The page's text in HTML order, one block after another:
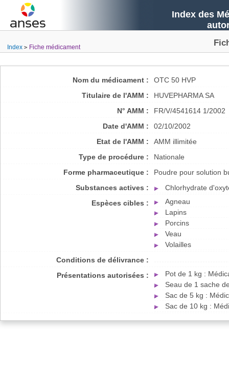
Index des
Index Fiche médicament
Nom du médicament :
OTC 50 HVP
Titulaire de l'AMM :
HUVEPHARMA SA
N° AMM :
FR/V/4541614 1/2002
Date d'AMM :
02/10/2002
Etat de l'AMM :
AMM illimitée
Type de procédure :
Nationale
Forme pharmaceutique :
Poudre pour solution
Substances actives :
Chlorhydrate
Espèces cibles :
Agneau
Lapins
Porcins
Veau
Volailles
Conditions de délivrance :
Présentations autorisées :
Pot de 1 kg :
Seau de 1 sache
Sac de 5 kg :
Sac de 10 kg :